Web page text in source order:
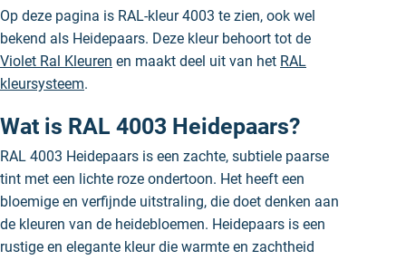
Op deze pagina is RAL-kleur 4003 te zien, ook wel
bekend als Heidepaars. Deze kleur behoort tot de
Violet Ral Kleuren en maakt deel uit van het RAL
kleursysteem.
Wat is RAL 4003 Heidepaars?
RAL 4003 Heidepaars is een zachte, subtiele paarse
tint met een lichte roze ondertoon. Het heeft een
bloemige en verfijnde uitstraling, die doet denken aan
de kleuren van de heidebloemen. Heidepaars is een
rustige en elegante kleur die warmte en zachtheid